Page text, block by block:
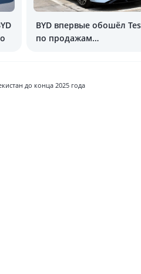
BYD впервые обошёл
по продажам
до конца 2025 года